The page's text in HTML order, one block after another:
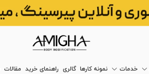
خدمات نمونه کارها گالری راهنمای خرید مقالات